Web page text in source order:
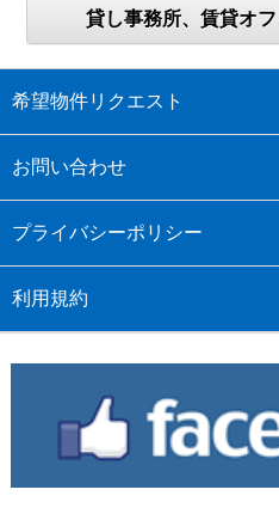
貸し事務所、賃貸オ
希望物件リクエスト
お問い合わせ
プライバシーポリシー
利用規約